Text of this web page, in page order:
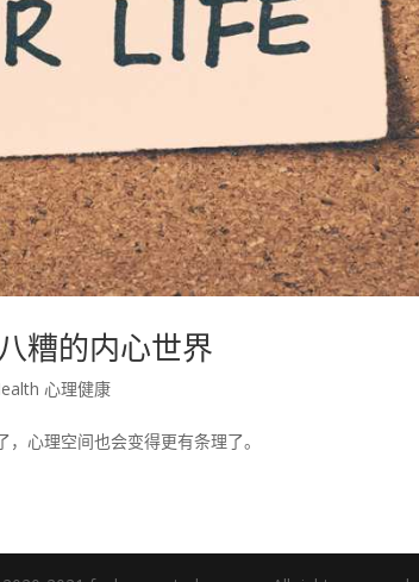
糟的内心世界
心理健康
心理空间也会变得更有条理了。